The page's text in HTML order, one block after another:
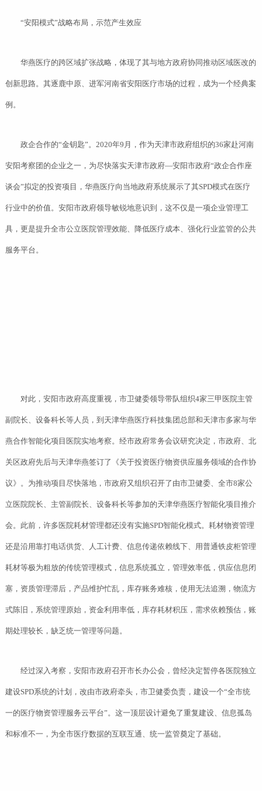
“安阳模式”战略布局，示范产生效应
华燕医疗的跨区域扩张战略，体现了其与地方政府协同推动区域医改的
创新思路。其逐鹿中原、进军河南省安阳医疗市场的过程，成为一个经典案
例。
政企合作的“金钥匙”。2020年9月，作为天津市政府组织的36家赴河南
安阳考察团的企业之一，为尽快落实天津市政府—安阳市政府“政企合作座
谈会”拟定的投资项目，华燕医疗向当地政府系统展示了其SPD模式在医疗
行业中的价值。安阳市政府领导敏锐地意识到，这不仅是一项企业管理工
具，更是提升全市公立医院管理效能、降低医疗成本、强化行业监管的公共
服务平台。
对此，安阳市政府高度重视，市卫健委领导带队组织4家三甲医院主管
副院长、设备科长等人员，到天津华燕医疗科技集团总部和天津市多家与华
燕合作智能化项目医院实地考察。经市政府常务会议研究决定，市政府、北
关区政府先后与天津华燕签订了《关于投资医疗物资供应服务领域的合作协
议》。为推动项目尽快落地，市政府又组织召开了由市卫健委、全市8家公
立医院院长、主管副院长、设备科长等参加的天津华燕医疗智能化项目推介
会。此前，许多医院耗材管理都还没有实施SPD智能化模式。耗材物资管理
还是沿用靠打电话供货、人工计费、信息传递依赖线下、用普通铁皮柜管理
耗材等极为粗放的传统管理模式，信息系统孤立，管理效率低，供应信息闭
塞，资质管理滞后，产品维护忙乱，库存账务难核，使用无法追溯，物流方
式陈旧，系统管理原始，资金利用率低，库存耗材积压，需求依赖预估，账
期处理较长，缺乏统一管理等问题。
经过深入考察，安阳市政府召开市长办公会，曾经决定暂停各医院独立
建设SPD系统的计划，改由市政府牵头，市卫健委负责，建设一个“全市统
一的医疗物资管理服务云平台”。这一顶层设计避免了重复建设、信息孤岛
和标准不一，为全市医疗数据的互联互通、统一监管奠定了基础。